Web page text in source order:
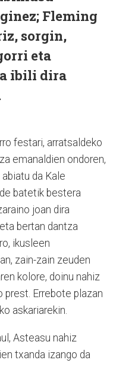
Fleming
sorgin,
eta
ibili dira
festari, arratsaldeko
emanaldien ondoren,
da Kale
batetik bestera
joan dira
bertan dantza
ikusleen
zain-zain zeuden
kolore, doinu nahiz
Errebote plazan
askariarekin.
Asteasu nahiz
txanda izango da